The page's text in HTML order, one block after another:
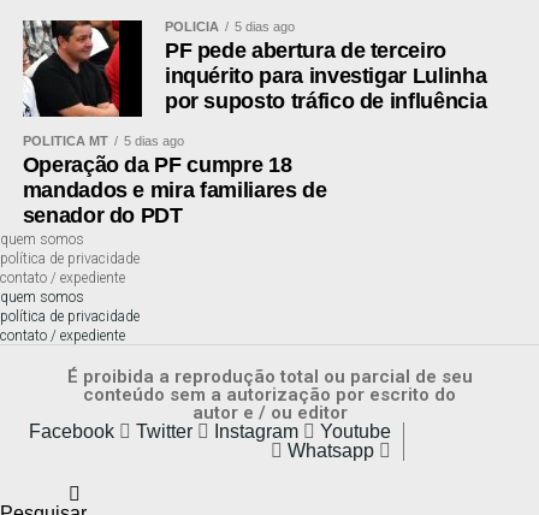
fruto em chocolate, desde a produção até a degustação.
Também teremos a Feira Natural do Campo, com a
comercialização de produtos da agricultura rural. Nosso
trabalho por meio da ATeG busca fortalecer a
cacauicultura local, incentivar a agregação de valor,
ampliar as oportunidades de comercialização e mostrar
que o cacau é uma excelente alternativa para
diversificação da produção e geração de renda. Mato
Grosso possui grande potencial para expandir essa
cultura, e eventos como este despertam o interesse de
novos produtores e fortalecem toda a cadeia produtiva”.
Leia Também: Colheita da soja deve
pressionar fretes rodoviários a partir
de fevereiro
Para Zilda, o crescimento da produção estadual
POLÍCIA 5 dias ago
PF pede abertura de terceiro
inquérito para investigar Lulinha
por suposto tráfico de influência
POLÍTICA MT 5 dias ago
Operação da PF cumpre 18
mandados e mira familiares de
senador do PDT
quem somos
política de privacidade
contato / expediente
quem somos
política de privacidade
contato / expediente
É proibida a reprodução total ou parcial de seu
conteúdo sem a autorização por escrito do
autor e / ou editor
Facebook Twitter Instagram
Youtube
Whatsapp